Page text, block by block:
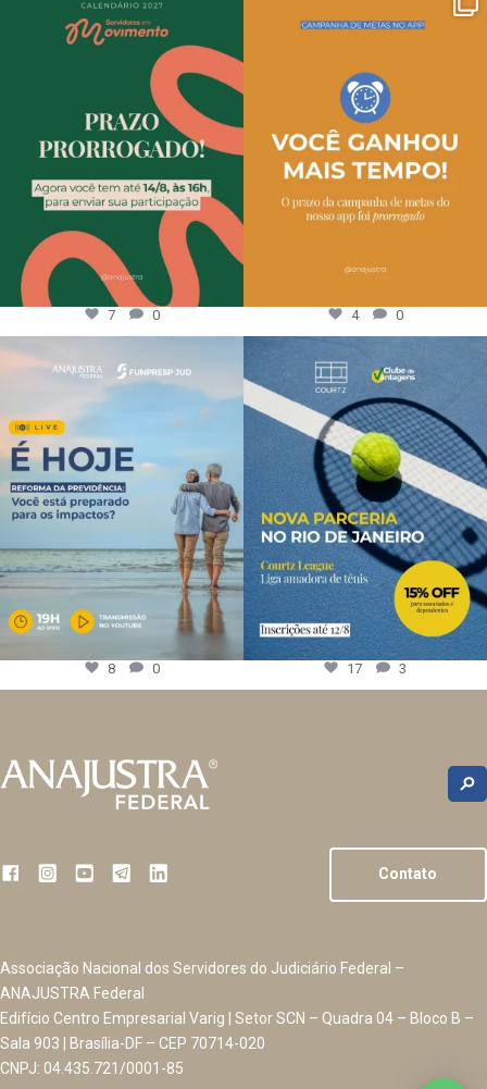
7 0 4 0
8 0 17 3
Contato
Associação Nacional dos Servidores do Judiciário Federal –
ANAJUSTRA Federal
Edifício Centro Empresarial Varig | Setor SCN – Quadra 04 – Bloco B –
Sala 903 | Brasília-DF – CEP 70714-020
CNPJ: 04.435.721/0001-85